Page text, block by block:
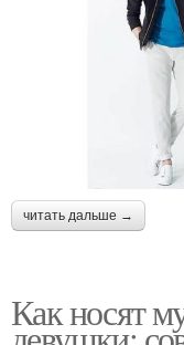
читать дальше →
Как носят